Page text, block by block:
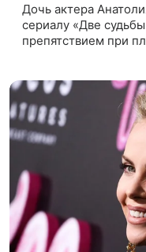
Дочь актера
сериалу «Две
препятствием при